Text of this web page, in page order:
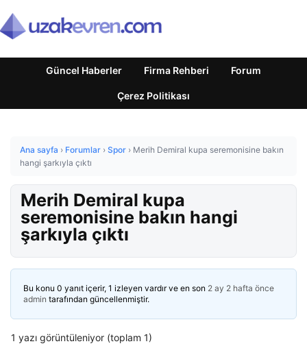
Güncel Haberler Firma Rehberi Forum
Çerez Politikası
Ana sayfa › Forumlar › Spor › Merih Demiral kupa seremonisine bakın
hangi şarkıyla çıktı
Merih Demiral kupa
seremonisine bakın hangi
şarkıyla çıktı
Bu konu 0 yanıt içerir, 1 izleyen vardır ve en son 2 ay 2 hafta önce
admin tarafından güncellenmiştir.
1 yazı görüntüleniyor (toplam 1)